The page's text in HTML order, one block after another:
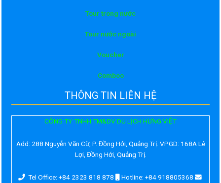
Tour trong nước
Tour nước ngoài
Voucher
Comboo
THÔNG TIN LIÊN HỆ
CÔNG TY TNHH TM&DV DU LỊCH HƯNG VIỆT
Add: 288 Nguyễn Văn Cừ, P. Đồng Hới, Quảng Trị. VPGD: 168A Lê
Lợi, Đồng Hới, Quảng Trị.
Tel Office: +84 2323 818 878
Hotline: +84 918805368